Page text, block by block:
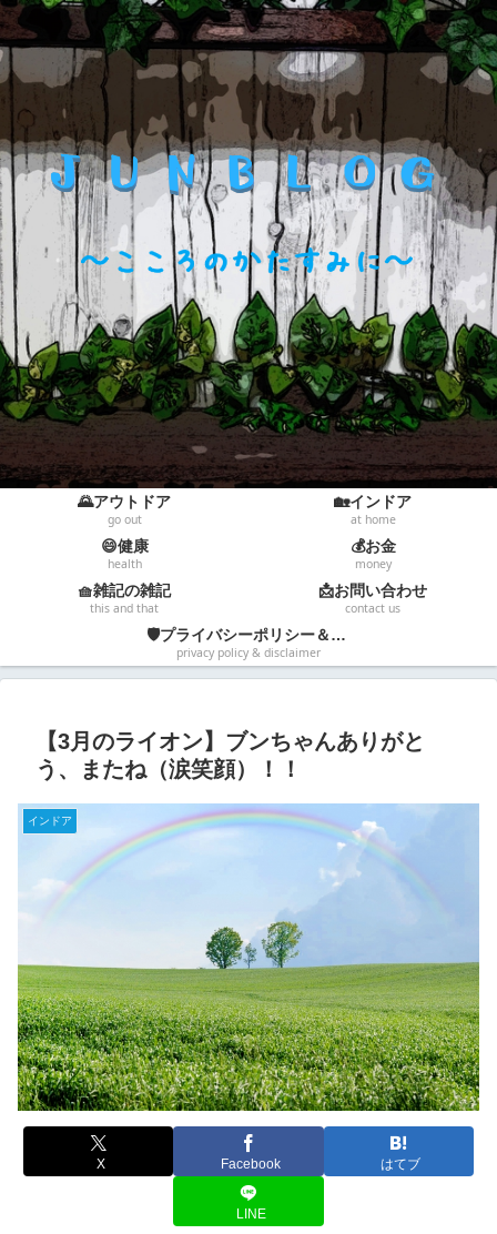
🌄アウトドア
go out
🏡インドア
at home
😄健康
health
💰お金
money
🧺雑記の雑記
this and that
📩お問い合わせ
contact us
🛡️プライバシーポリシー＆免責事項
privacy policy & disclaimer
【3月のライオン】ブンちゃんありがと
う、またね（涙笑顔）！！
インドア
X Facebook はてブ
LINE